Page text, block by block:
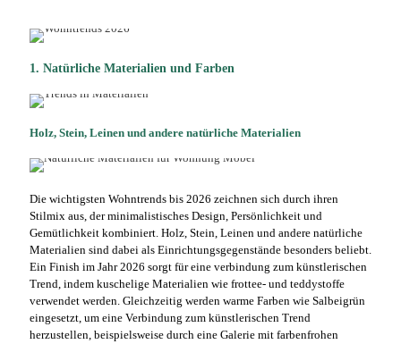
1. Natürliche Materialien und Farben
Holz, Stein, Leinen und andere natürliche Materialien
Die wichtigsten Wohntrends bis 2026 zeichnen sich durch ihren
Stilmix aus, der minimalistisches Design, Persönlichkeit und
Gemütlichkeit kombiniert. Holz, Stein, Leinen und andere natürliche
Materialien sind dabei als Einrichtungsgegenstände besonders beliebt.
Ein Finish im Jahr 2026 sorgt für eine verbindung zum künstlerischen
Trend, indem kuschelige Materialien wie frottee- und teddystoffe
verwendet werden. Gleichzeitig werden warme Farben wie Salbeigrün
eingesetzt, um eine Verbindung zum künstlerischen Trend
herzustellen, beispielsweise durch eine Galerie mit farbenfrohen